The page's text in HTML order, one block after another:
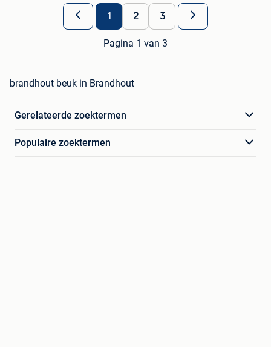
1 2 3
Pagina 1 van 3
brandhout beuk in Brandhout
Gerelateerde zoektermen
Populaire zoektermen